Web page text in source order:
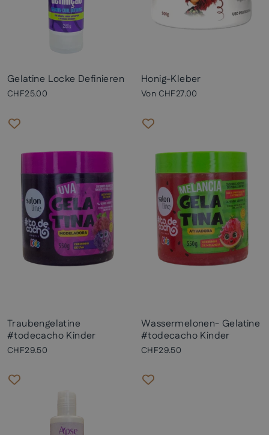
Gelatine Locke Definieren
CHF25.00
Honig-Kleber
Von CHF27.00
Traubengelatine
#todecacho Kinder
CHF29.50
Wassermelonen- Gelatine
#todecacho Kinder
CHF29.50